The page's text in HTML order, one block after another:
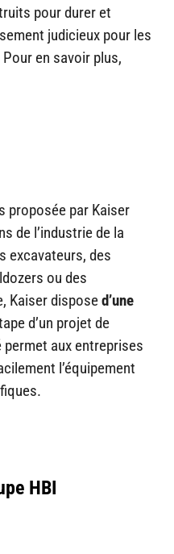
pour durer et
judicieux pour les
en savoir plus,
proposée par Kaiser
de l’industrie de la
excavateurs, des
ou des
Kaiser disposed’une
d’un projet de
aux entreprises
l’équipement
HBI